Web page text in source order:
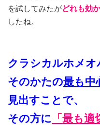
を試してみたがどれも効
したね。
クラシカルホメオ
そのかたの最も中
見出すことで、
その方に 「最も適